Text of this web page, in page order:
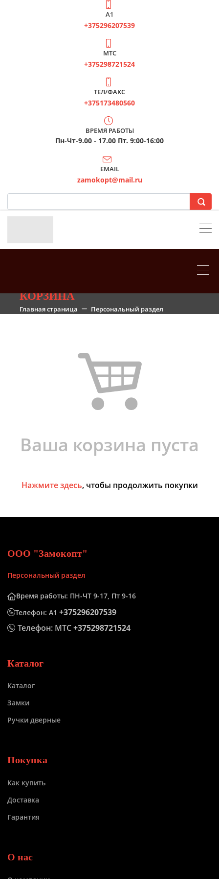
А1
+375296207539
МТС
+375298721524
ТЕЛ/ФАКС
+375173480560
ВРЕМЯ РАБОТЫ
Пн-Чт-9.00 - 17.00 Пт. 9:00-16:00
EMAIL
zamokopt@mail.ru
КОРЗИНА
Главная страница Персональный раздел
Ваша корзина пуста
Нажмите здесь, чтобы продолжить покупки
ООО "Замокопт"
Персональный раздел
Время работы: ПН-ЧТ 9-17, Пт 9-16
Телефон: А1 +375296207539
Телефон: МТС+375298721524
Каталог
Каталог
Замки
Ручки дверные
Покупка
Как купить
Доставка
Гарантия
О нас